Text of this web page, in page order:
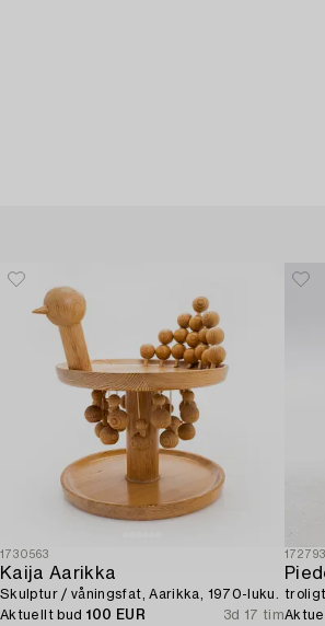
1730563
Kaija Aarikka
Skulptur / våningsfat, Aarikka, 1970-luku.
Aktuellt bud 100 EUR
3d 17 tim